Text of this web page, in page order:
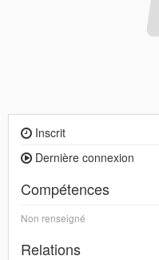
Inscrit
Dernière connexion
Compétences
Non renseigné
Relations